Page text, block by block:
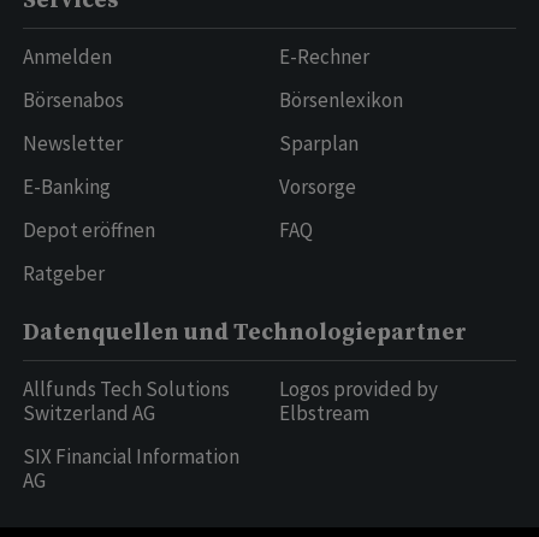
Anmelden
Börsenabos
Newsletter
E-Banking
Depot eröffnen
Ratgeber
E-Rechner
Börsenlexikon
Sparplan
Vorsorge
FAQ
Datenquellen und Technologiepartner
Allfunds Tech Solutions
Switzerland AG
SIX Financial Information
AG
Logos provided by
Elbstream